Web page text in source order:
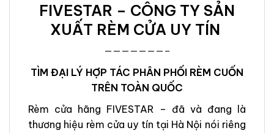
FIVESTAR – CÔNG TY SẢN
XUẤT RÈM CỬA UY TÍN
———————–
TÌM ĐẠI LÝ HỢP TÁC PHÂN PHỐI RÈM CUỐN
TRÊN TOÀN QUỐC
Rèm cửa hãng FIVESTAR – đã và đang là
thương hiệu rèm cửa uy tín tại Hà Nội nói riêng